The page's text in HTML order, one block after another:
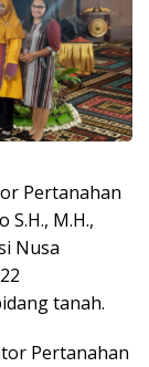
Pertanahan
M.H.,
Nusa
tanah.
Pertanahan